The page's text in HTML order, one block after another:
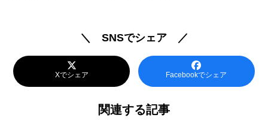
＼ SNSでシェア ／
Xでシェア Facebookでシェア
関連する記事